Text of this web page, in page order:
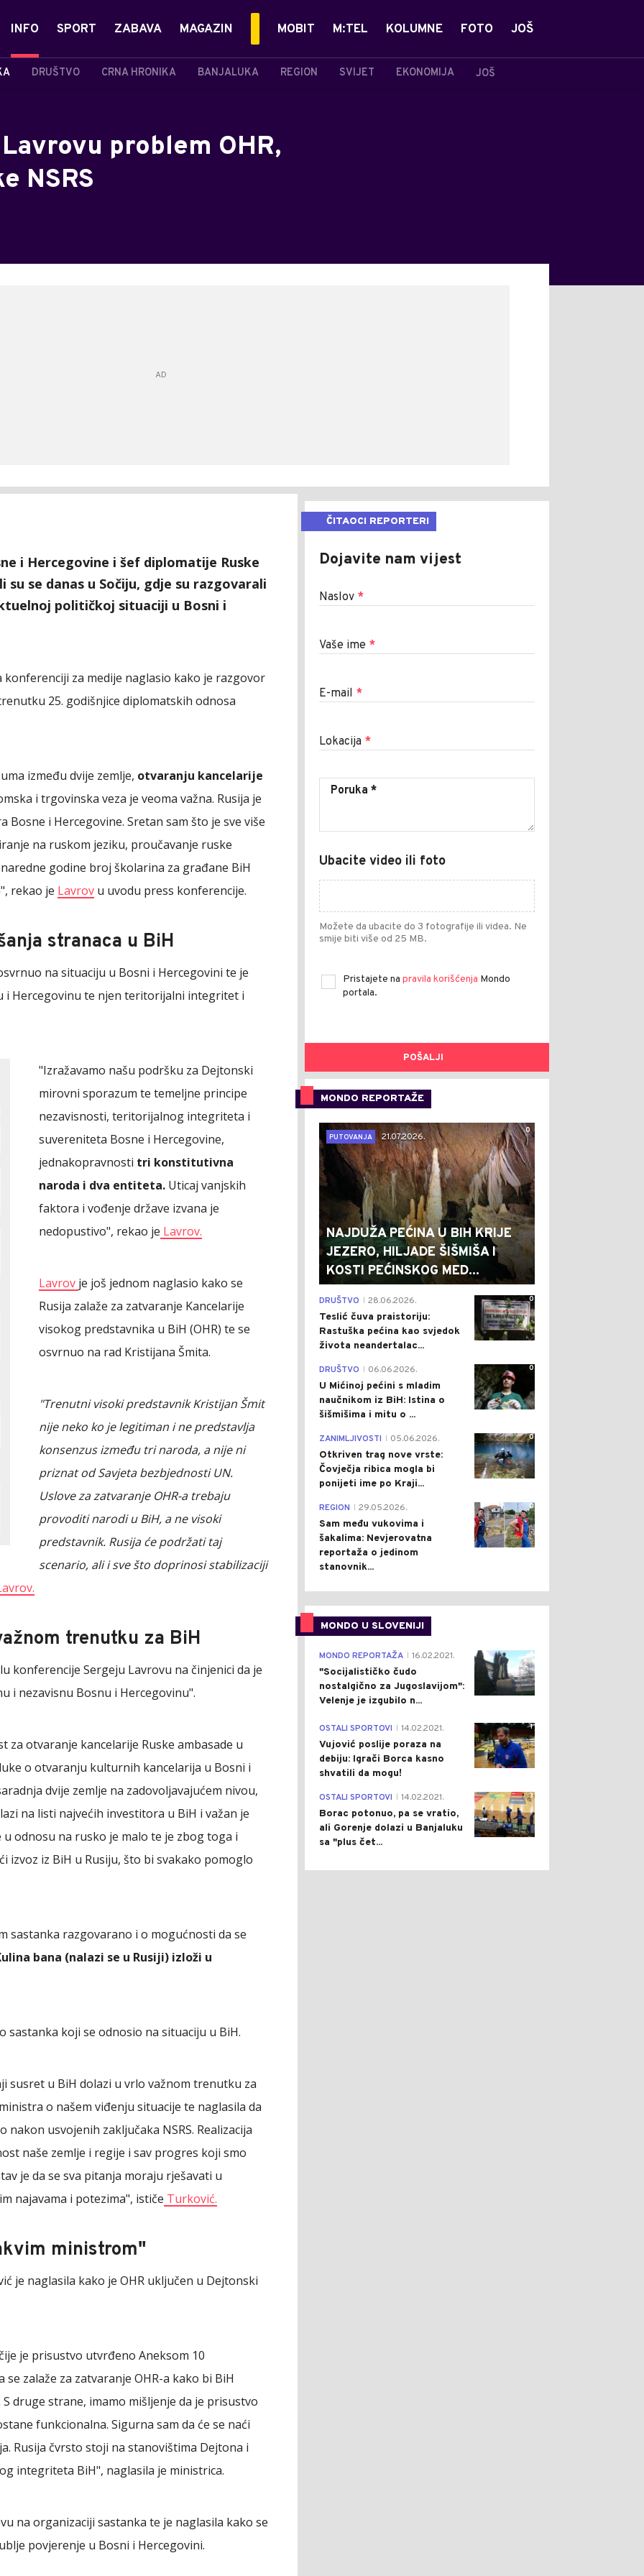
INFO
DRUŠTVO CRNA HRONIKA BANJALUKA REGION SVIJET EKONOMIJA JOŠ
SPORT ZABAVA MAGAZIN MOBIT M:TEL KOLUMNE FOTO JOŠ
problem OHR,
NSRS
i Hercegovine i šef diplomatije Ruske
su se danas u Sočiju, gdje su razgovarali
političkoj situaciji u Bosni i
konferenciji za medije naglasio kako je razgovor
25. godišnjice diplomatskih odnosa
između dvije zemlje, otvaranju kancelarije
i trgovinska veza je veoma važna. Rusija je
i Hercegovine. Sretan sam što je sve više
na ruskom jeziku, proučavanje ruske
godine broj školarina za građane BiH
rekao je Lavrov u uvodu press konferencije.
stranaca u BiH
na situaciju u Bosni i Hercegovini te je
i Hercegovinu te njen teritorijalni integritet i
"Izražavamo našu podršku za Dejtonski
mirovni sporazum te temeljne principe
nezavisnosti, teritorijalnog integriteta i
suvereniteta Bosne i Hercegovine,
jednakopravnosti tri konstitutivna
naroda i dva entiteta. Uticaj vanjskih
faktora i vođenje države izvana je
nedopustivo", rekao je Lavrov.
Lavrov je još jednom naglasio kako se
Rusija zalaže za zatvaranje Kancelarije
visokog predstavnika u BiH (OHR) te se
osvrnuo na rad Kristijana Šmita.
"Trenutni visoki predstavnik Kristijan Šmit
nije neko ko je legitiman i ne predstavlja
konsenzus između tri naroda, a nije ni
priznat od Savjeta bezbjednosti UN.
Uslove za zatvaranje OHR-a trebaju
provoditi narodi u BiH, a ne visoki
predstavnik. Rusija će podržati taj
scenario, ali i sve što doprinosi stabilizaciji
trenutku za BiH
konferencije Sergeju Lavrovu na činjenici da je
i nezavisnu Bosnu i Hercegovinu".
za otvaranje kancelarije Ruske ambasade u
o otvaranju kulturnih kancelarija u Bosni i
dvije zemlje na zadovoljavajućem nivou,
na listi najvećih investitora u BiH i važan je
odnosu na rusko je malo te je zbog toga i
izvoz iz BiH u Rusiju, što bi svakako pomoglo
sastanka razgovarano i o mogućnosti da se
bana (nalazi se u Rusiji) izloži u
sastanka koji se odnosio na situaciju u BiH.
susret u BiH dolazi u vrlo važnom trenutku za
o našem viđenju situacije te naglasila da
usvojenih zaključaka NSRS. Realizacija
naše zemlje i regije i sav progres koji smo
je da se sva pitanja moraju rješavati u
najavama i potezima", ističe Turković.
ministrom"
je naglasila kako je OHR uključen u Dejtonski
je prisustvo utvrđeno Aneksom 10
zalaže za zatvaranje OHR-a kako bi BiH
druge strane, imamo mišljenje da je prisustvo
funkcionalna. Sigurna sam da će se naći
Rusija čvrsto stoji na stanovištima Dejtona i
integriteta BiH", naglasila je ministrica.
na organizaciji sastanka te je naglasila kako se
povjerenje u Bosni i Hercegovini.
ČITAOCI REPORTERI
Dojavite nam vijest
Naslov *
Vaše ime *
E-mail *
Lokacija *
Ubacite video ili foto
Možete da ubacite do 3 fotografije ili videa. Ne
smije biti više od 25 MB.
Pristajete na pravila korišćenja Mondo
portala.
POŠALJI
MONDO REPORTAŽE
0
PUTOVANJA
21.07.2026.
NAJDUŽA PEĆINA U BIH KRIJE
JEZERO, HILJADE ŠIŠMIŠA I
KOSTI PEĆINSKOG MED...
0
DRUŠTVO 28.06.2026.
Teslić čuva praistoriju:
Rastuška pećina kao svjedok
života neandertalac...
0
DRUŠTVO 06.06.2026.
U Mićinoj pećini s mladim
naučnikom iz BiH: Istina o
šišmišima i mitu o ...
0
ZANIMLJIVOSTI 05.06.2026.
Otkriven trag nove vrste:
Čovječja ribica mogla bi
ponijeti ime po Kraji...
0
REGION 29.05.2026.
Sam među vukovima i
šakalima: Nevjerovatna
reportaža o jedinom
stanovnik...
MONDO U SLOVENIJI
4
MONDO REPORTAŽA 16.02.2021.
"Socijalističko čudo
nostalgično za Jugoslavijom":
Velenje je izgubilo n...
1
OSTALI SPORTOVI 14.02.2021.
Vujović poslije poraza na
debiju: Igrači Borca kasno
shvatili da mogu!
3
OSTALI SPORTOVI 14.02.2021.
Borac potonuo, pa se vratio,
ali Gorenje dolazi u Banjaluku
sa "plus čet...